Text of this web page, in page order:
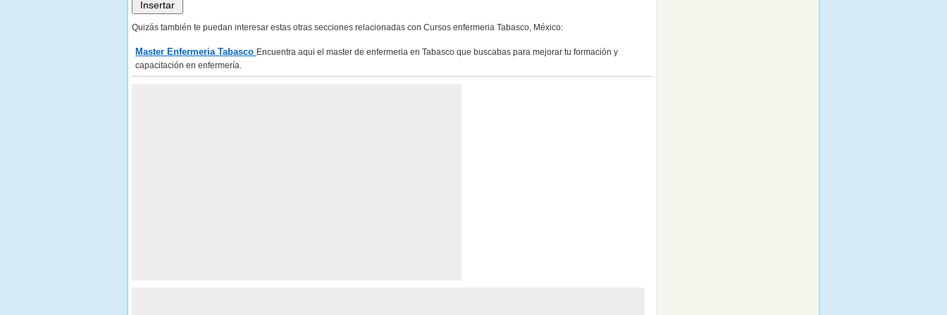
Quizás también te puedan interesar estas otras secciones relacionadas con Cursos enfermeria Tabasco, México:
Master Enfermeria Tabasco Encuentra aqui el master de enfermeria en Tabasco que buscabas para mejorar tu formación y
capacitación en enfermería.